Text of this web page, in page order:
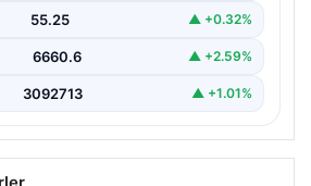
55.25 ▲ +0.32%
6660.6 ▲ +2.59%
3092713 ▲ +1.01%